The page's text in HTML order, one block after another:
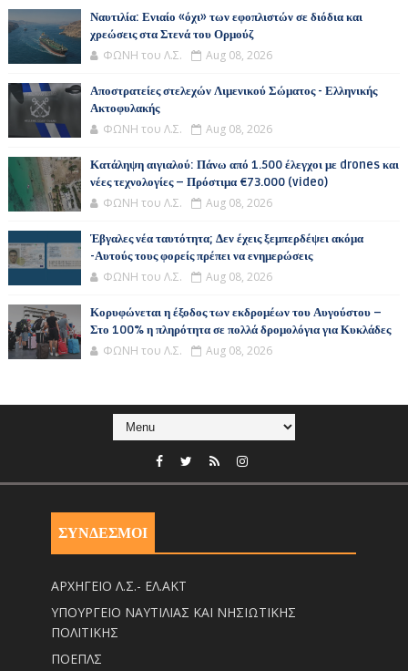
Ναυτιλία: Ενιαίο «όχι» των εφοπλιστών σε διόδια και
χρεώσεις στα Στενά του Ορμούζ
ΦΩΝΗ του Λ.Σ. Aug 08, 2026
Αποστρατείες στελεχών Λιμενικού Σώματος - Ελληνικής
Ακτοφυλακής
ΦΩΝΗ του Λ.Σ. Aug 08, 2026
Κατάληψη αιγιαλού: Πάνω από 1.500 έλεγχοι με drones και
νέες τεχνολογίες – Πρόστιμα €73.000 (video)
ΦΩΝΗ του Λ.Σ. Aug 08, 2026
Έβγαλες νέα ταυτότητα; Δεν έχεις ξεμπερδέψει ακόμα
-Αυτούς τους φορείς πρέπει να ενημερώσεις
ΦΩΝΗ του Λ.Σ. Aug 08, 2026
Κορυφώνεται η έξοδος των εκδρομέων του Αυγούστου –
Στο 100% η πληρότητα σε πολλά δρομολόγια για Κυκλάδες
ΦΩΝΗ του Λ.Σ. Aug 08, 2026
ΣΥΝΔΕΣΜΟΙ
ΑΡΧΗΓΕΙΟ Λ.Σ.- ΕΛ.ΑΚΤ
ΥΠΟΥΡΓΕΙΟ ΝΑΥΤΙΛΙΑΣ ΚΑΙ ΝΗΣΙΩΤΙΚΗΣ
ΠΟΛΙΤΙΚΗΣ
ΠΟΕΠΛΣ